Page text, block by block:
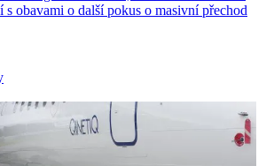
obavami o další pokus o masivní přechod